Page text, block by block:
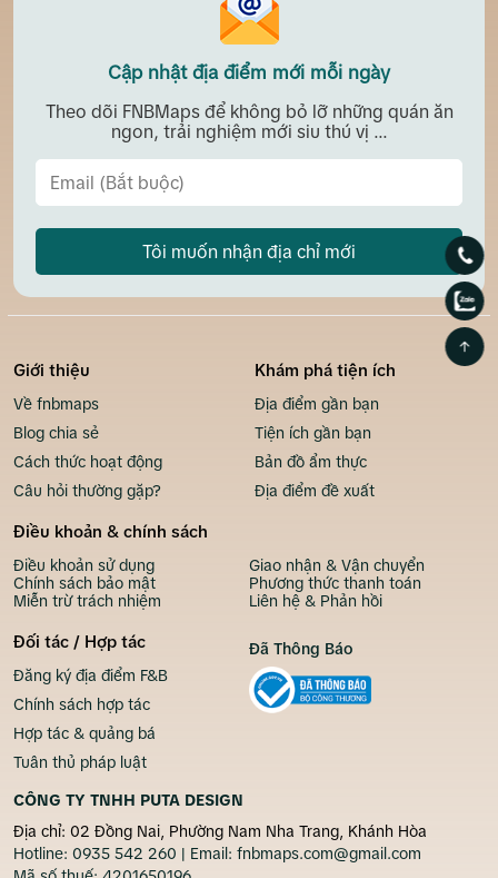
Cập nhật địa điểm mới mỗi ngày
Theo dõi FNBMaps để không bỏ lỡ những quán ăn
ngon, trải nghiệm mới siu thú vị ...
Tôi muốn nhận địa chỉ mới
Giới thiệu
Về fnbmaps
Blog chia sẻ
Cách thức hoạt động
Câu hỏi thường gặp?
Khám phá tiện ích
Địa điểm gần bạn
Tiện ích gần bạn
Bản đồ ẩm thực
Địa điểm đề xuất
Điều khoản & chính sách
Điều khoản sử dụng
Chính sách bảo mật
Miễn trừ trách nhiệm
Giao nhận & Vận chuyển
Phương thức thanh toán
Liên hệ & Phản hồi
Đối tác / Hợp tác
Đăng ký địa điểm F&B
Chính sách hợp tác
Hợp tác & quảng bá
Tuân thủ pháp luật
CÔNG TY TNHH PUTA DESIGN
Địa chỉ: 02 Đồng Nai, Phường Nam Nha Trang, Khánh Hòa
Hotline: 0935 542 260 | Email: fnbmaps.com@gmail.com
Đã Thông Báo